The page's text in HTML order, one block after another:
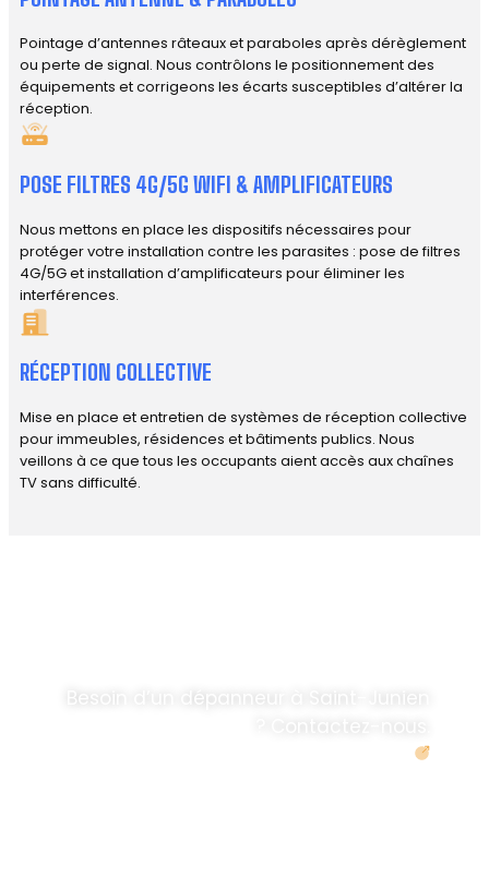
Pointage d’antennes râteaux et paraboles après dérèglement
ou perte de signal. Nous contrôlons le positionnement des
équipements et corrigeons les écarts susceptibles d’altérer la
réception.
POSE FILTRES 4G/5G WIFI & AMPLIFICATEURS
Nous mettons en place les dispositifs nécessaires pour
protéger votre installation contre les parasites : pose de filtres
4G/5G et installation d’amplificateurs pour éliminer les
interférences.
RÉCEPTION COLLECTIVE
Mise en place et entretien de systèmes de réception collective
pour immeubles, résidences et bâtiments publics. Nous
veillons à ce que tous les occupants aient accès aux chaînes
TV sans difficulté.
Besoin d’un dépanneur à Saint-Junien